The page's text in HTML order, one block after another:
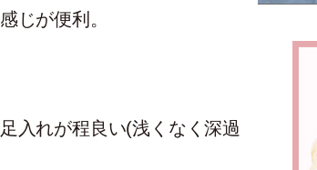
じが便利。
入れが程良い(浅くなく深過